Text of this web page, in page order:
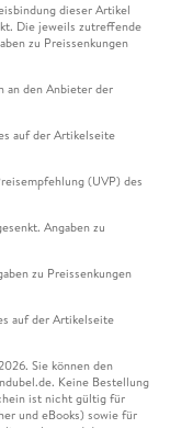
dieser Artikel
Die jeweils zutreffende
zu Preissenkungen
an den Anbieter der
auf der Artikelseite
(UVP) des
Angaben zu
zu Preissenkungen
auf der Artikelseite
Sie können den
Keine Bestellung
ist nicht gültig für
und eBooks) sowie für